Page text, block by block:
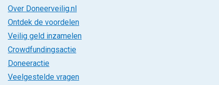
Over Doneerveilig.nl
Ontdek de voordelen
Veilig geld inzamelen
Crowdfundingsactie
Doneeractie
Veelgestelde vragen